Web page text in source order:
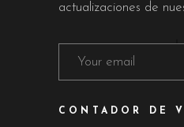
actualizaciones de
CONTADOR DE